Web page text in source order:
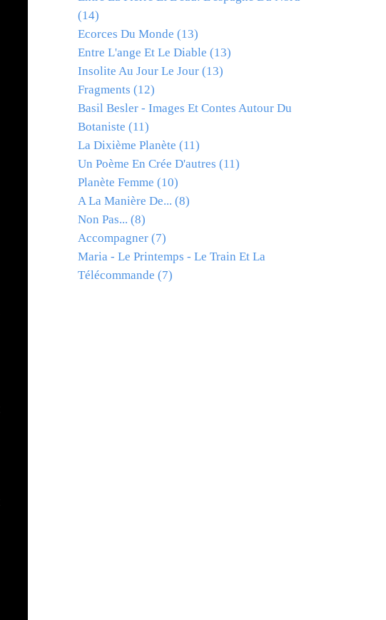
(14)
Ecorces Du Monde (13)
Entre L'ange Et Le Diable (13)
Insolite Au Jour Le Jour (13)
Fragments (12)
Basil Besler - Images Et Contes Autour Du
Botaniste (11)
La Dixième Planète (11)
Un Poème En Crée D'autres (11)
Planète Femme (10)
A La Manière De... (8)
Non Pas... (8)
Accompagner (7)
Maria - Le Printemps - Le Train Et La
Télécommande (7)